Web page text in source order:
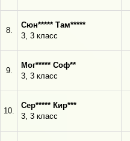
8.
Сюн***** Там*****
3, 3 класс
9.
Мог***** Соф**
3, 3 класс
10.
Сер***** Кир***
3, 3 класс